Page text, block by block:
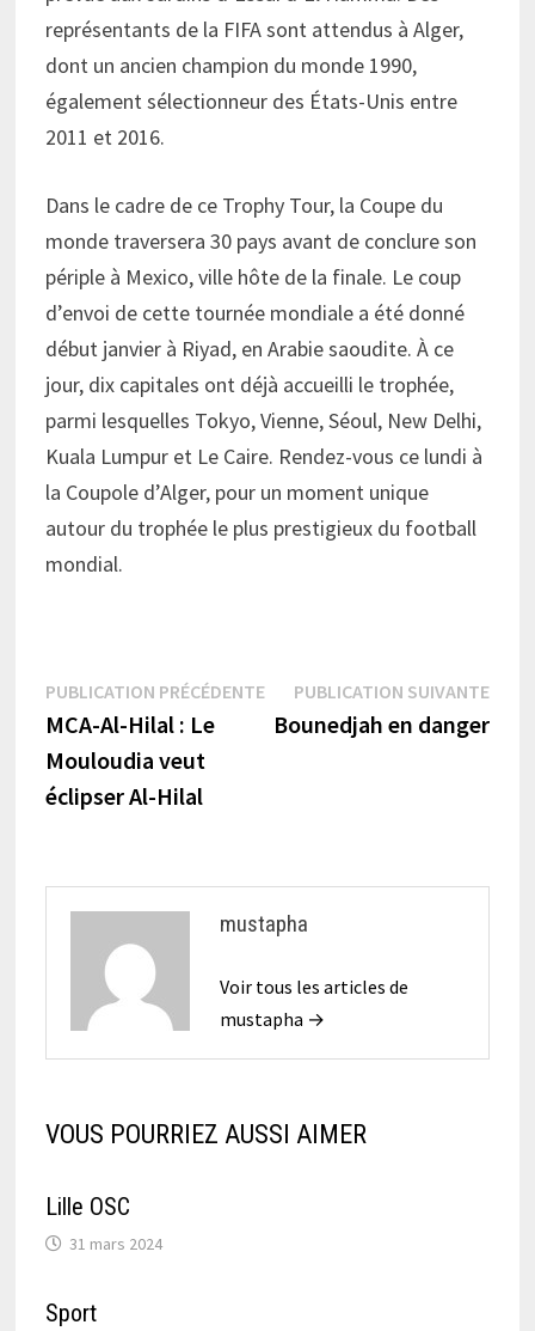
représentants de la FIFA sont attendus à Alger,
dont un ancien champion du monde 1990,
également sélectionneur des États-Unis entre
2011 et 2016.
Dans le cadre de ce Trophy Tour, la Coupe du
monde traversera 30 pays avant de conclure son
périple à Mexico, ville hôte de la finale. Le coup
d’envoi de cette tournée mondiale a été donné
début janvier à Riyad, en Arabie saoudite. À ce
jour, dix capitales ont déjà accueilli le trophée,
parmi lesquelles Tokyo, Vienne, Séoul, New Delhi,
Kuala Lumpur et Le Caire. Rendez-vous ce lundi à
la Coupole d’Alger, pour un moment unique
autour du trophée le plus prestigieux du football
mondial.
Navigation
de
l’article
PUBLICATION PRÉCÉDENTEPublication
précédente :
MCA-Al-Hilal : Le
Mouloudia veut
éclipser Al-Hilal
PUBLICATION SUIVANTE
Bounedjah en danger
mustapha
Voir tous les articles de
mustapha →
VOUS POURRIEZ AUSSI AIMER
Lille OSC
31 mars 2024
Sport